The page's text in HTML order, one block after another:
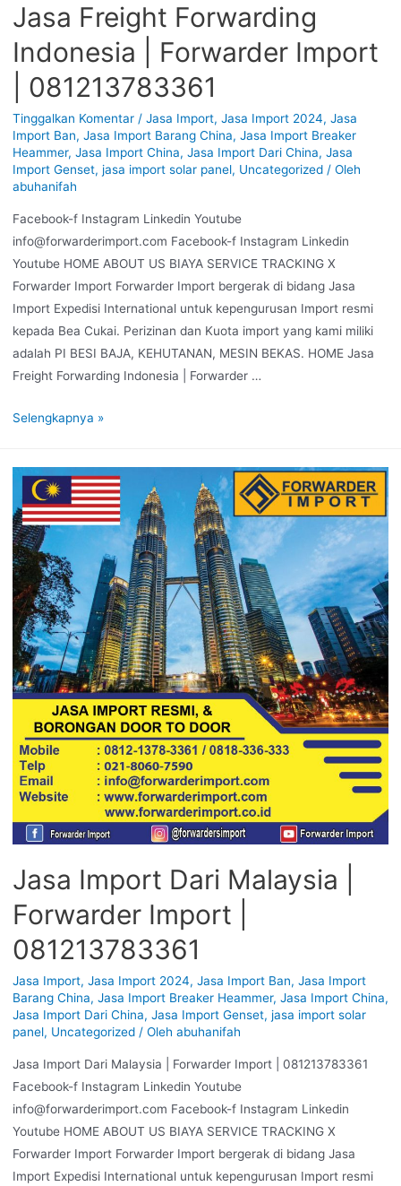
Jasa Freight Forwarding
Indonesia | Forwarder Import
| 081213783361
Tinggalkan Komentar / Jasa Import, Jasa Import 2024, Jasa
Import Ban, Jasa Import Barang China, Jasa Import Breaker
Heammer, Jasa Import China, Jasa Import Dari China, Jasa
Import Genset, jasa import solar panel, Uncategorized/ Oleh
abuhanifah
Facebook-f Instagram Linkedin Youtube
info@forwarderimport.com Facebook-f Instagram Linkedin
Youtube HOME ABOUT US BIAYA SERVICE TRACKING X
Forwarder Import Forwarder Import bergerak di bidang Jasa
Import Expedisi International untuk kepengurusan Import resmi
kepada Bea Cukai. Perizinan dan Kuota import yang kami miliki
adalah PI BESI BAJA, KEHUTANAN, MESIN BEKAS. HOME Jasa
Freight Forwarding Indonesia | Forwarder …
Selengkapnya »
Jasa Import Dari Malaysia |
Forwarder Import |
081213783361
Jasa Import, Jasa Import 2024, Jasa Import Ban, Jasa Import
Barang China, Jasa Import Breaker Heammer, Jasa Import China,
Jasa Import Dari China, Jasa Import Genset, jasa import solar
panel, Uncategorized/ Oleh abuhanifah
Jasa Import Dari Malaysia | Forwarder Import | 081213783361
Facebook-f Instagram Linkedin Youtube
info@forwarderimport.com Facebook-f Instagram Linkedin
Youtube HOME ABOUT US BIAYA SERVICE TRACKING X
Forwarder Import Forwarder Import bergerak di bidang Jasa
Import Expedisi International untuk kepengurusan Import resmi